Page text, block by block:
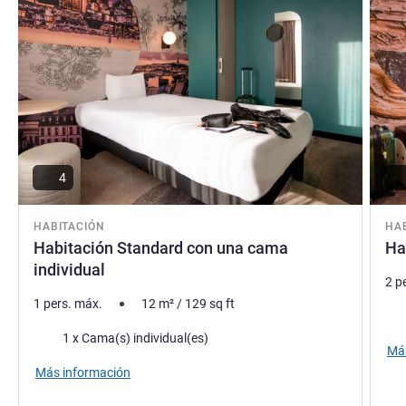
ciudad. El tiempo se detiene en este acogedor hotel.
Soizic Rousseau, Gestión hotelera
HABITACIÓN
Habitación Standard con una cama
individual
4
1 pers. máx. 12 m²/ 129 sq ft
Ropa de cama
1 x Cama(s) individual(es)
Más información
2